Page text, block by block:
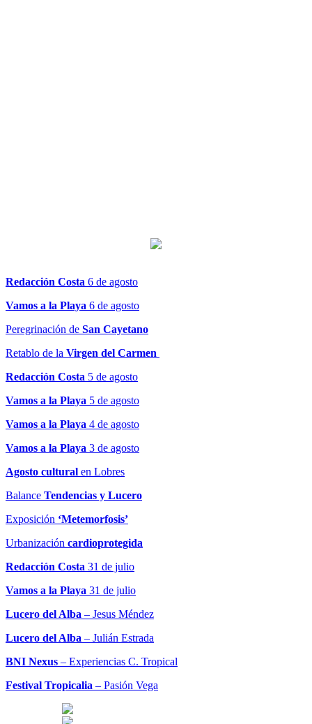
Redacción Costa 6 de agosto
Vamos a la Playa 6 de agosto
Peregrinación de San Cayetano
Retablo de la Virgen del Carmen
Redacción Costa 5 de agosto
Vamos a la Playa 5 de agosto
Vamos a la Playa 4 de agosto
Vamos a la Playa 3 de agosto
Agosto cultural en Lobres
Balance Tendencias y Lucero
Exposición ‘Metemorfosis’
Urbanización cardioprotegida
Redacción Costa 31 de julio
Vamos a la Playa 31 de julio
Lucero del Alba – Jesus Méndez
Lucero del Alba – Julián Estrada
BNI Nexus – Experiencias C. Tropical
Festival Tropicalia – Pasión Vega